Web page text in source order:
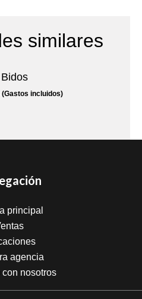
similares
(Gastos incluidos)
principal
agencia
nosotros